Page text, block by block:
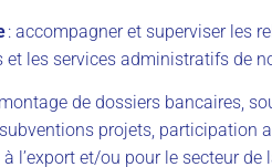
: accompagner et superviser les
les services administratifs de
de dossiers bancaires,
projets, participation
l’export et/ou pour le secteur de